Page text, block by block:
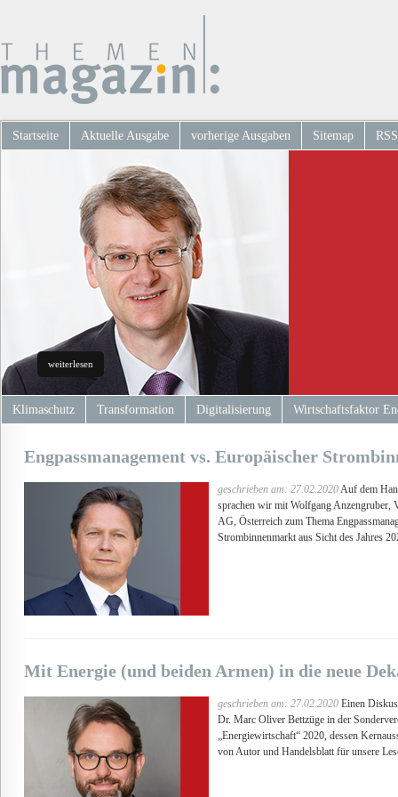
Startseite Aktuelle Ausgabe vorherige Ausgaben Sitemap RSS
weiterlesen
Klimaschutz Transformation Digitalisierung Wirtschaftsfaktor
Engpassmanagement vs. Europäischer
geschrieben am: 27.02.2020Auf dem
sprachen wir mit Wolfgang Anzengruber,
AG, Österreich zum Thema
Strombinnenmarkt aus Sicht des Jahres
Mit Energie (und beiden Armen) in die neue
geschrieben am: 27.02.2020Einen
Dr. Marc Oliver Bettzüge in der
„Energiewirtschaft“ 2020, dessen
von Autor und Handelsblatt für unsere